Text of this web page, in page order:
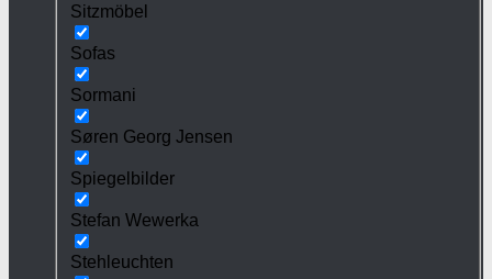
Sitzmöbel
Sofas
Sormani
Søren Georg Jensen
Spiegelbilder
Stefan Wewerka
Stehleuchten